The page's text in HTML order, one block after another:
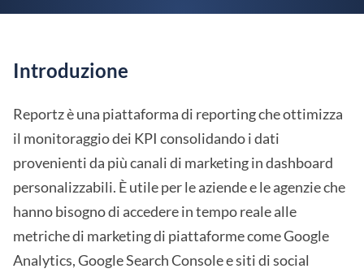
Introduzione
Reportz è una piattaforma di reporting che ottimizza
il monitoraggio dei KPI consolidando i dati
provenienti da più canali di marketing in dashboard
personalizzabili. È utile per le aziende e le agenzie che
hanno bisogno di accedere in tempo reale alle
metriche di marketing di piattaforme come Google
Analytics, Google Search Console e siti di social